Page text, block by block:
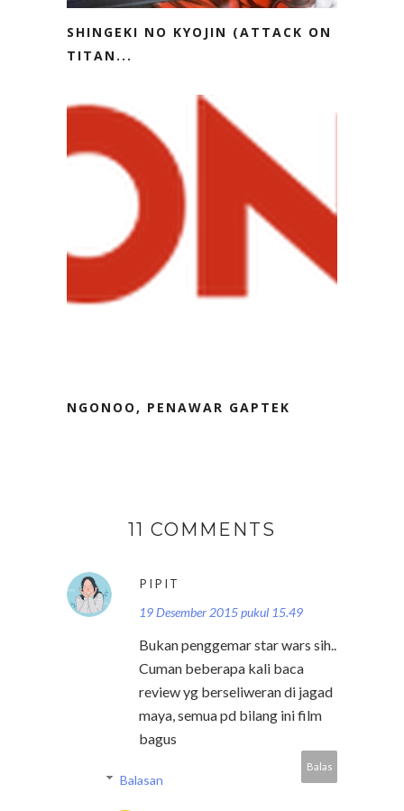
SHINGEKI NO KYOJIN (ATTACK ON
TITAN...
NGONOO, PENAWAR GAPTEK
11 COMMENTS
PIPIT
19 Desember 2015 pukul 15.49
Bukan penggemar star wars sih..
Cuman beberapa kali baca
review yg berseliweran di jagad
maya, semua pd bilang ini film
bagus
Balas
Balasan